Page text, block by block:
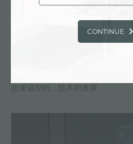
急速温控机，技术的发展
CONTINUE